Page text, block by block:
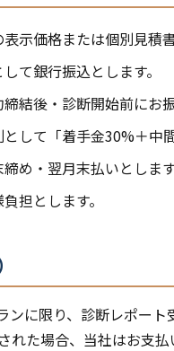
示価格または個別見積書
て銀行振込とします。
結後・診断開始前にお
して「着手金30%＋中
め・翌月末払いとします
担とします。
ンに限り、診断レポー
れた場合、当社はお支